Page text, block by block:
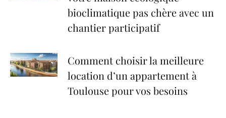
bioclimatique pas chère avec un
chantier participatif
Comment choisir la meilleure
location d’un appartement à
Toulouse pour vos besoins